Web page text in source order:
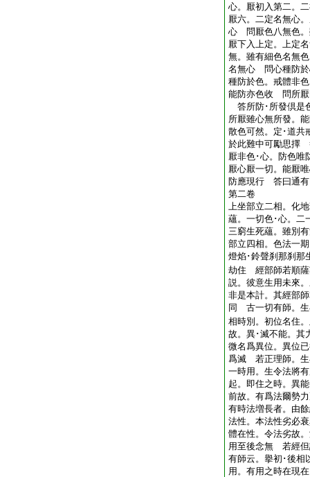
心。厭初入第二。
厭六。二定名無心
心 問厭色八無色。
厭下入上定。上定
無。雖有細色名無
名無心 問心種防於
種防於色。戒體非
能防亦色收 問所厭
答所防･所發倶是
所厭雖心無所發。
散色可然。定･道共
於此難中可勵思擇
厭非色･心。防色
厭心厭一切。能厭
防應現行 答曰通有
第二卷
上坐部立二相。化
蘊。一切色･心。二
三窮生死蘊。雖別
部立四相。色法一
燈焰･鈴聲刹那刹那
劫住 經部師若順薩
説。彼意生用未來
非是本計。其經部
同 古一切有師。生
相時別。初位名住
故。異･滅不能。其
微名爲異位。異位
爲滅 若正理師。生
一時用。生令法將
起。即住之時。異
前故。有爲法爾勢
有時法増長者。由
法性。本法性劣必
體在性。令法劣故
用至後念無 若經但
有師云。擧初･後相
用。有用之時在現